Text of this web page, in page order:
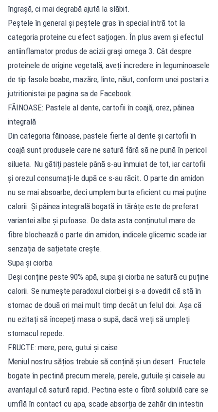
îngrașă, ci mai degrabă ajută la slăbit.
Peștele în general și peștele gras în special intră tot la
categoria proteine cu efect sațiogen. În plus avem și efectul
antiinflamator produs de acizii grași omega 3. Cât despre
proteinele de origine vegetală, aveți încredere în leguminoasele
de tip fasole boabe, mazăre, linte, năut, conform unei postari a
jutritionistei pe pagina sa de Facebook.
FĂINOASE: Pastele al dente, cartofii în coajă, orez, pâinea
integrală
Din categoria făinoase, pastele fierte al dente și cartofii în
coajă sunt produsele care ne satură fără să ne pună în pericol
silueta. Nu gătiți pastele până s-au înmuiat de tot, iar cartofii
și orezul consumați-le după ce s-au răcit. O parte din amidon
nu se mai absoarbe, deci umplem burta eficient cu mai puține
calorii. Și pâinea integrală bogată în tărâțe este de preferat
variantei albe și pufoase. De data asta conținutul mare de
fibre blochează o parte din amidon, indicele glicemic scade iar
senzația de sațietate crește.
Supa și ciorba
Deși conține peste 90% apă, supa și ciorba ne satură cu puține
calorii. Se numește paradoxul ciorbei și s-a dovedit că stă în
stomac de două ori mai mult timp decât un felul doi. Așa că
nu ezitați să începeți masa o supă, dacă vreți să umpleți
stomacul repede.
FRUCTE: mere, pere, gutui și caise
Meniul nostru sățios trebuie să conțină și un desert. Fructele
bogate în pectină precum merele, perele, gutuile și caisele au
avantajul că satură rapid. Pectina este o fibră solubilă care se
umflă în contact cu apa, scade absorția de zahăr din intestin